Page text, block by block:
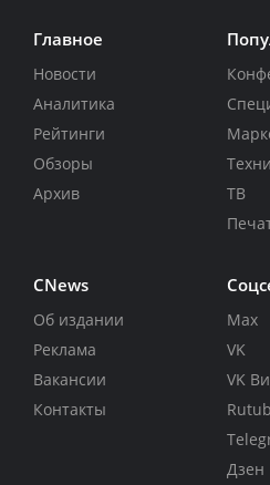
Главное
Новости
Аналитика
Рейтинги
Обзоры
Архив
ТВ
CNews
Об издании
Реклама
Вакансии
Контакты
Max
VK
VK
Дзен